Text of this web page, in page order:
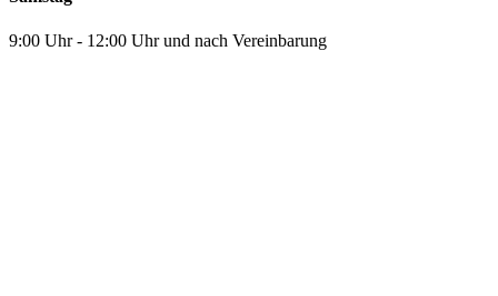
9:00 Uhr - 12:00 Uhr und nach Vereinbarung